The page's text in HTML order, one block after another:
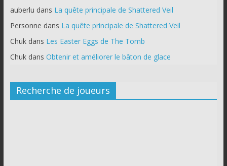
auberlu dans La quête principale de Shattered Veil
Personne dans La quête principale de Shattered Veil
Chukdans Les Easter Eggs de The Tomb
Chukdans Obtenir et améliorer le bâton de glace
Recherche de joueurs